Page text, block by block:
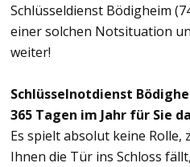
Schlüsseldienst Bödigheim
einer solchen Notsituation
weiter!
Schlüsselnotdienst
365 Tagen im Jahr für Sie
Es spielt absolut keine
Ihnen die Tür ins Schloss